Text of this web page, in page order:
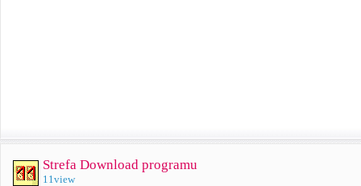
Strefa Download programu
11view